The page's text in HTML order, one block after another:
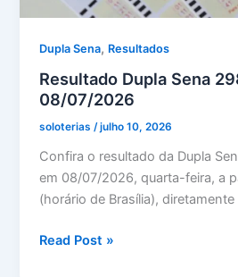
Dupla Sena, Resultados
Resultado Dupla Sena
08/07/2026
soloterias/julho 10, 2026
Confira o resultado da Dupla
em 08/07/2026, quarta-feira, a
(horário de Brasília), diretamente
Resultado
Read Post »